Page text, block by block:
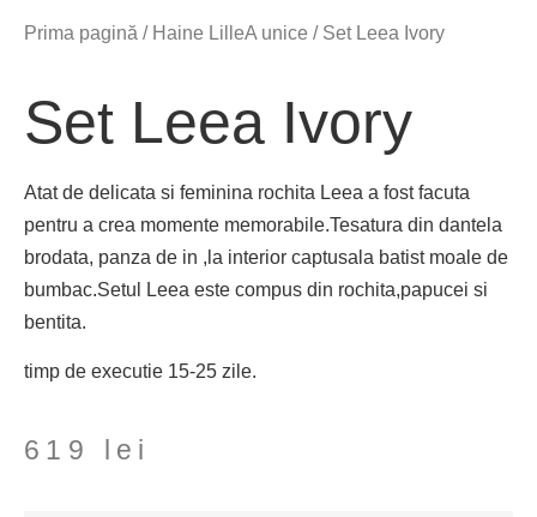
Prima pagină / Haine LilleA unice / Set Leea Ivory
Set Leea Ivory
Atat de delicata si feminina rochita Leea a fost facuta
pentru a crea momente memorabile.Tesatura din dantela
brodata, panza de in ,la interior captusala batist moale de
bumbac.Setul Leea este compus din rochita,papucei si
bentita.
timp de executie 15-25 zile.
619 lei